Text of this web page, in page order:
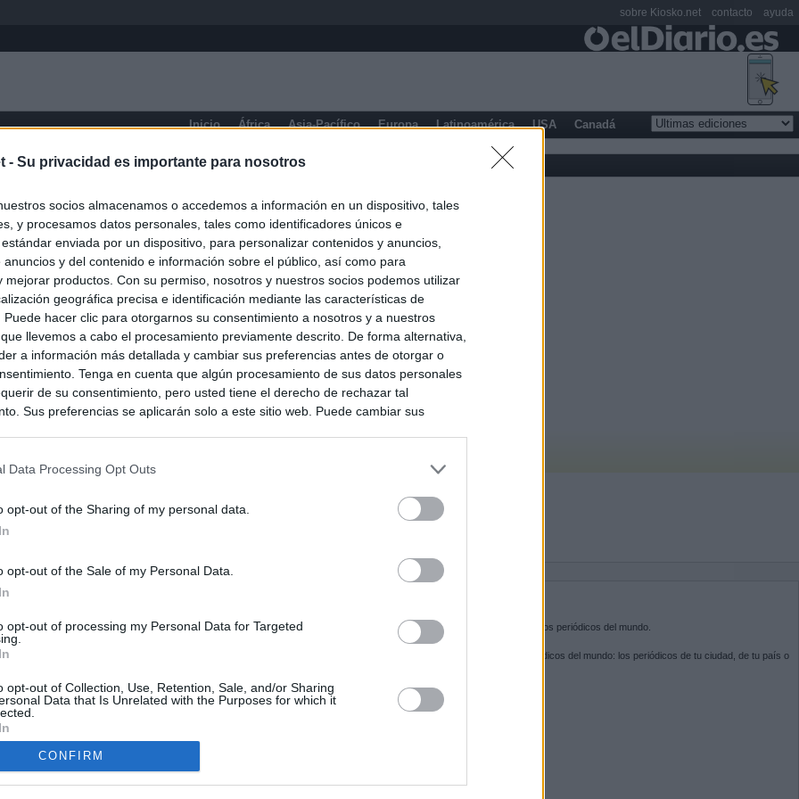
- Su privacidad es importante para nosotros
socios almacenamos o accedemos a información en un dispositivo, tales
y procesamos datos personales, tales como identificadores únicos e
enviada por un dispositivo, para personalizar contenidos y anuncios,
anuncios y del contenido e información sobre el público, así como para
mejorar productos. Con su permiso, nosotros y nuestros socios podemos utilizar
geográfica precisa e identificación mediante las características de
Puede hacer clic para otorgarnos su consentimiento a nosotros y a nuestros
llevemos a cabo el procesamiento previamente descrito. De forma alternativa,
a información más detallada y cambiar sus preferencias antes de otorgar o
Tenga en cuenta que algún procesamiento de sus datos personales
de su consentimiento, pero usted tiene el derecho de rechazar tal
Sus preferencias se aplicarán solo a este sitio web. Puede cambiar sus
Data Processing Opt Outs
opt-out of the Sharing of my personal data.
opt-out of the Sale of my Personal Data.
opt-out of processing my Personal Data for Targeted
opt-out of Collection, Use, Retention, Sale, and/or Sharing
Data that Is Unrelated with the Purposes for which it
CONFIRM
Inicio África Asia-Pacífico Europa Latinoamérica USA Canadá
de Ayuso de las instituciones de la Comunidad de Madrid
no logró venderlo
una oportunidad": el camino a Ceuta de Mohamed y cientos
la peor crisis humanitaria del mundo
con Meloni y entra al choque con Italia tras calmar al resto de
Kiosko.net es la puerta de entrada a los periódicos del mundo.
Navega por las portadas de los periódicos del mundo: los periódicos de tu ciudad, de tu país o
SÍGUENOS
sobre Kiosko.net contacto ayuda